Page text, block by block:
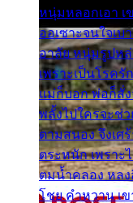
หนุ่มหลอกเอา เ
ออเซาะจนใจเบ
อาลัย หนุ่มรูปหล่
เพราะเป็นโรครั
แม่ก็บอก พ่อก็สั่ง
พลั้งไปใครจะช่
ตามสนอง จึงเศ
ตระหนัก เพราะ
ตมน้ำคลอง หล
โชย คำหวาน เ